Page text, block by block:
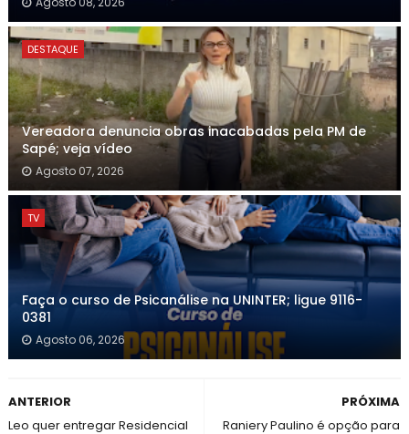
DESTAQUE
Vereadora denuncia obras inacabadas pela PM de
Sapé; veja vídeo
Agosto 07, 2026
TV
Faça o curso de Psicanálise na UNINTER; ligue 9116-
0381
Agosto 06, 2026
PRÓXIMA
Raniery Paulino é opção para
ANTERIOR
Leo quer entregar Residencial